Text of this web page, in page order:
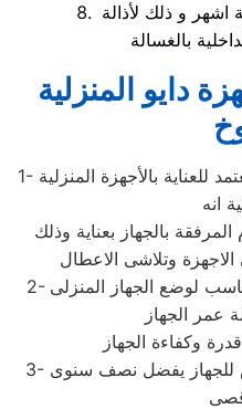
و ذلك لأذالة
دايو المنزلية
1- يوصى مركز صيانه دايو طوخ المعتمد للعناية بالأجهزة المنزلية
انه
بالجهاز بعناية وذلك
2- كذلك ضرورة اختيار المكان المناسب لوضع الجهاز المنزلى
عمر الجهاز
3- تحديد موعد مناسب لعمل فحص للجهاز يفضل نصف سنوى